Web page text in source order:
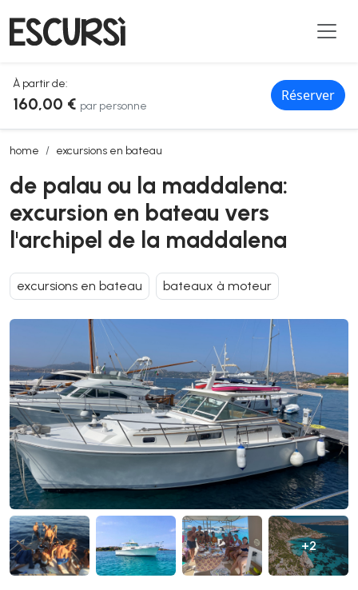
À partir de:
160,00 € par personne
Réserver
home excursions en bateau
de palau ou la maddalena: excursion en bateau vers l'archipel de
de palau ou la maddalena:
excursion en bateau vers
l'archipel de la maddalena
excursions en bateau bateaux à moteur
+2